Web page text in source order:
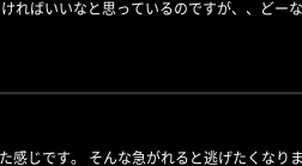
ればいいなと思っているのですが、、どー
感じです。 そんな急がれると逃げたくなり